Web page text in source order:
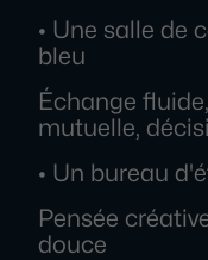
• Une salle de
bleu
Échange
mutuelle,
• Un bureau
Pensée
douce